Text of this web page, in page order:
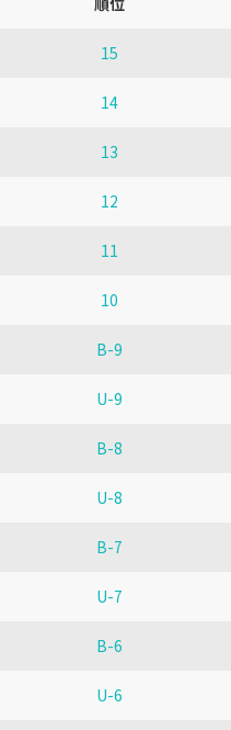
15
14
13
12
11
10
B-9
U-9
B-8
U-8
B-7
U-7
B-6
U-6